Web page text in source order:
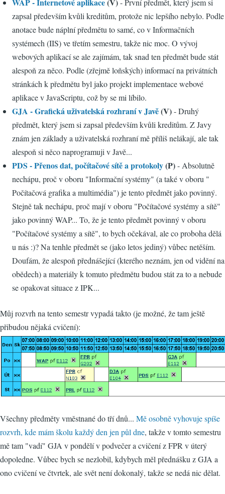
- První předmět, který jsem si
zapsal především kvůli kreditům, protože nic lepšího nebylo. Podle
anotace bude náplní předmětu to samé, co v Informačních
systémech (IIS) ve třetím semestru, takže nic moc. O vývoj
webových aplikací se ale zajímám, tak snad ten předmět bude stát
alespoň za něco. Podle (zřejmě loňských) informací na privátních
stránkách k předmětu byl jako projekt implementace webové
aplikace v JavaScriptu, což by se mi líbilo.
GJA - Grafická uživatelská rozhraní v Javě(V)- Druhý
předmět, který jsem si zapsal především kvůli kreditům. Z Javy
znám jen základy a uživatelská rozhraní mě příliš nelákají, ale tak
alespoň si něco naprogramuji v Javě...
PDS - Přenos dat, počítačové sítě a protokoly(P)- Absolutně
nechápu, proč v oboru "Informační systémy" (a také v oboru "
Počítačová grafika a multimédia") je tento předmět jako povinný.
Stejně tak nechápu, proč mají v oboru "Počítačové systémy a sítě"
jako povinný WAP... To, že je tento předmět povinný v oboru
"Počítačové systémy a sítě", to bych očekával, ale co proboha dělá
u nás :)? Na tenhle předmět se (jako letos jediný) vůbec netěším.
Doufám, že alespoň přednášející (kterého neznám, jen od vidění na
obědech) a materiály k tomuto předmětu budou stát za to a nebude
se opakovat situace z IPK...
Můj rozvrh na tento semestr vypadá takto (je možné, že tam ještě
přibudou nějaká cvičení):
Všechny předměty vměstnané do tří dnů... Mě osobně vyhovuje spíše
rozvrh, kde mám školu každý den jen půl dne, takže v tomto semestru
mě tam "vadí" GJA v pondělí v podvečer a cvičení z FPR v úterý
dopoledne. Vůbec bych se nezlobil, kdybych měl přednášku z GJA a
ono cvičení ve čtvrtek, ale svět není dokonalý, takže se nedá nic dělat.